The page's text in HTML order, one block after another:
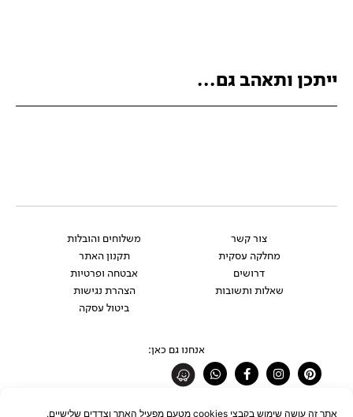
ייתכן ותאהב גם...
צור קשר
מחלקה עסקית
דרושים
שאלות ותשובות
משלוחים והובלות
תקנון האתר
אבטחה ופרטיות
הצהרת נגישות
ביטול עסקה
אנחנו גם כאן:
Pinterest
Instagram
Facebook-
f
Whatsapp